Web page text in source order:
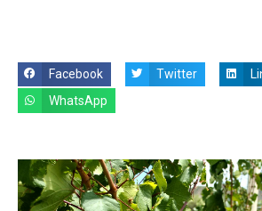
Facebook Twitter
WhatsApp